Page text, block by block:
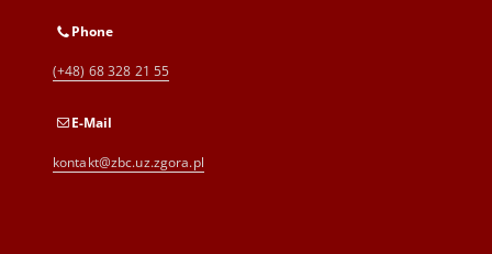
Phone
(+48) 68 328 21 55
E-Mail
kontakt@zbc.uz.zgora.pl